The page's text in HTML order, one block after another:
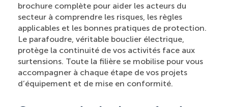
brochure complète pour aider les acteurs du
secteur à comprendre les risques, les règles
applicables et les bonnes pratiques de protection.
Le parafoudre, véritable bouclier électrique,
protège la continuité de vos activités face aux
surtensions. Toute la filière se mobilise pour vous
accompagner à chaque étape de vos projets
d’équipement et de mise en conformité.